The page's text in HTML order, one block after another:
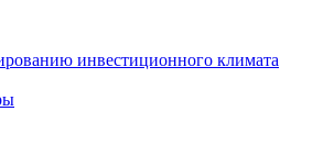
инвестиционного климата